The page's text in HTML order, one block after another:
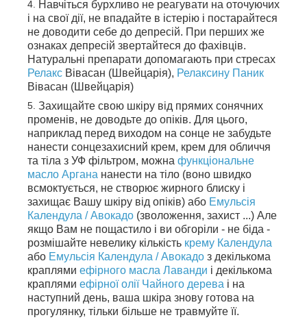
Навчіться бурхливо не реагувати на оточуючих
і на свої дії, не впадайте в істерію і постарайтеся
не доводити себе до депресій. При перших же
ознаках депресій звертайтеся до фахівців.
Натуральні препарати допомагають при стресах
Релакс Вівасан (Швейцарія), Релаксину Паник
Вівасан (Швейцарія)
Захищайте свою шкіру від прямих сонячних
променів, не доводьте до опіків. Для цього,
наприклад перед виходом на сонце не забудьте
нанести сонцезахисний крем, крем для обличчя
та тіла з УФ фільтром, можна функціональне
масло Аргана нанести на тіло (воно швидко
всмоктується, не створює жирного блиску і
захищає Вашу шкіру від опіків) або Емульсія
Календула / Авокадо (зволоження, захист ...) Але
якщо Вам не пощастило і ви обгоріли - не біда -
розмішайте невелику кількість крему Календула
або Емульсія Календула / Авокадо з декількома
краплями ефірного масла Лаванди і декількома
краплями ефірної олії Чайного дерева і на
наступний день, ваша шкіра знову готова на
прогулянку, тільки більше не травмуйте її.